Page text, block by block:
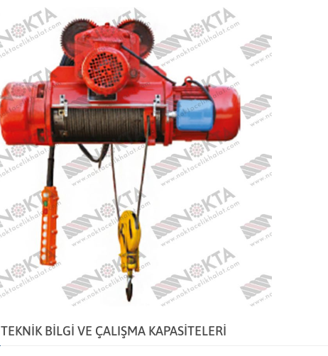
TEKNİK BİLGİ VE ÇALIŞMA KAPASİTELERİ